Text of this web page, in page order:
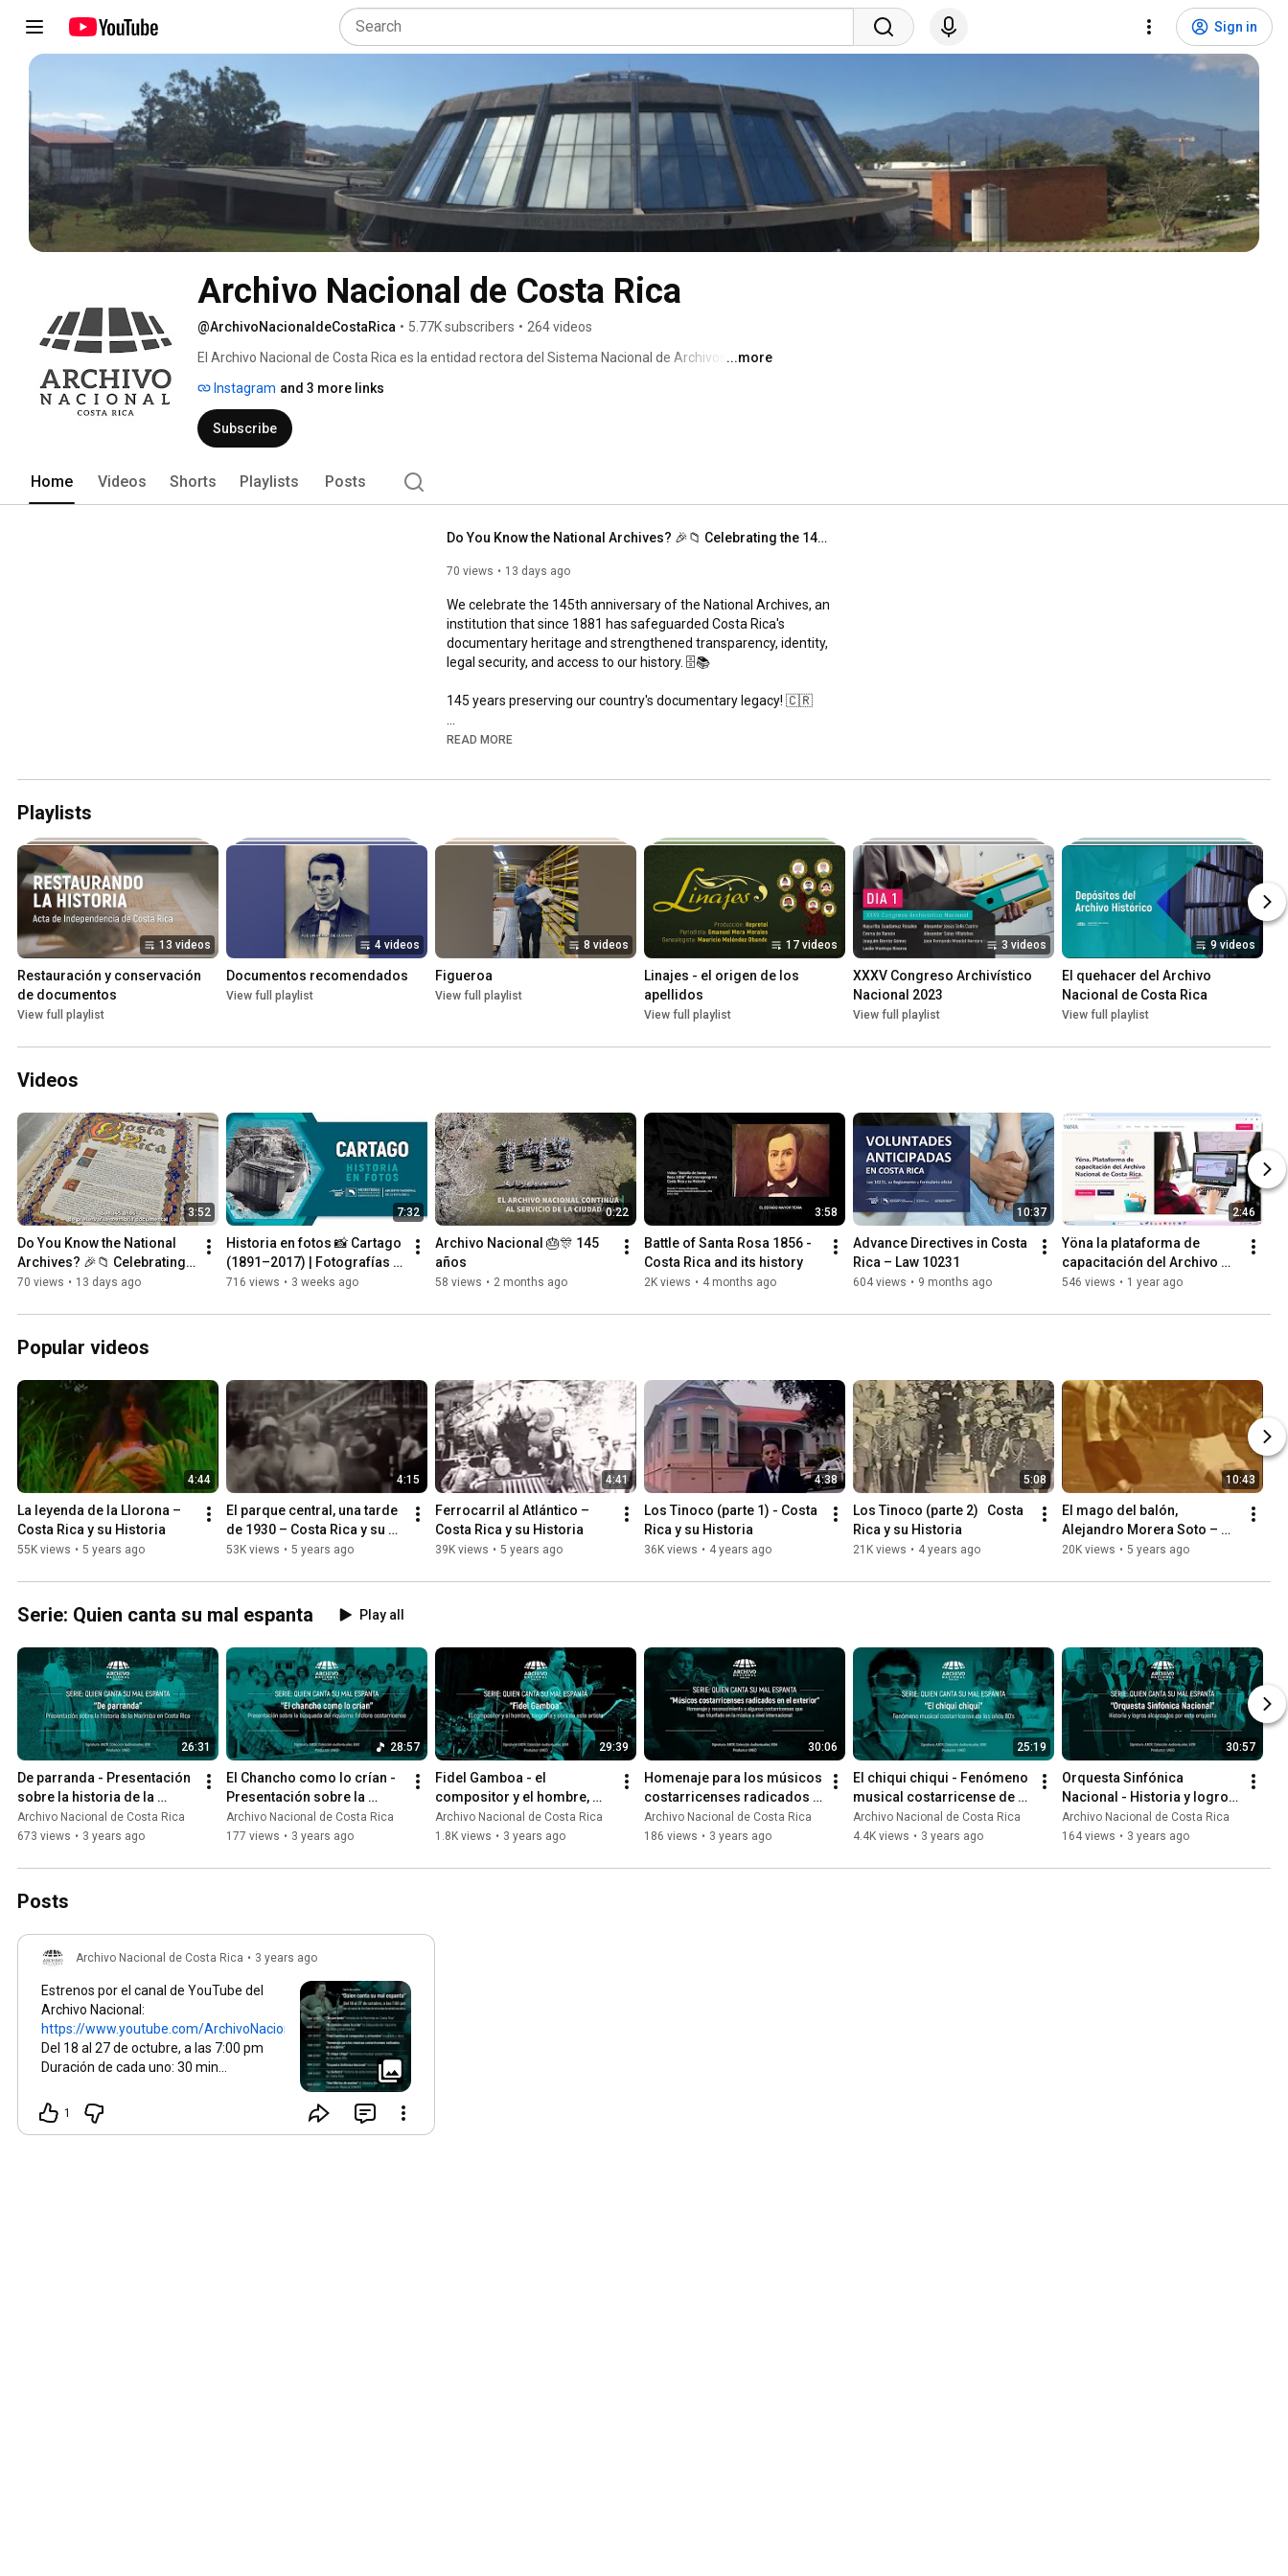
Sign in
Archivo Nacional de Costa Rica
@ArchivoNacionaldeCostaRica • 5.77K subscribers • 264 videos
El Archivo Nacional de Costa Rica es la entidad rectora del Sistema Nacional de Archivos, así
notarial en el país. Sus fines son preservar y difundir el acervo documental de la Nación,
garantizar el acceso de las personas a la información, favorecer la transparencia en la gestión
administrativa y sustentar la toma de decisiones.
...more
Instagram and 3 more links
Subscribe
Home Videos Shorts Playlists Posts
Do You Know the National Archives? 🎉📁 Celebrating the 145th Anniversary of the National Archives
70 views 13 days ago
We celebrate the 145th anniversary of the National Archives, an
institution that since 1881 has safeguarded Costa Rica's
documentary heritage and strengthened transparency, identity,
legal security, and access to our history. 🗄️📚
145 years preserving our country's documentary legacy! 🇨🇷
--
READ MORE
Playlists
13 videos
Restauración y conservación
de documentos
View full playlist
4 videos
Documentos recomendados
View full playlist
8 videos
Figueroa
View full playlist
17 videos
Linajes - el origen de los
apellidos
View full playlist
3 videos
XXXV Congreso Archivístico
Nacional 2023
View full playlist
9 videos
El quehacer del Archivo
Nacional de Costa Rica
View full playlist
Videos
3:52
Do You Know the National
Archives? 🎉📁 Celebrating
the 145th Anniversary of the
70 views • 13 days ago
7:32
Historia en fotos 📸 Cartago
(1891–2017) | Fotografías
Históricas de la Vieja
716 views • 3 weeks ago
0:22
Archivo Nacional 🎂🎊 145
años
58 views • 2 months ago
3:58
Battle of Santa Rosa 1856 -
Costa Rica and its history
2K views • 4 months ago
10:37
Advance Directives in Costa
Rica – Law 10231
604 views • 9 months ago
2:46
Yöna la plataforma de
capacitación del Archivo
Nacional de Costa Rica
546 views • 1 year ago
Popular videos
4:44
La leyenda de la Llorona –
Costa Rica y su Historia
55K views • 5 years ago
4:15
El parque central, una tarde
de 1930 – Costa Rica y su
Historia
53K views • 5 years ago
4:41
Ferrocarril al Atlántico –
Costa Rica y su Historia
39K views • 5 years ago
4:38
Los Tinoco (parte 1) - Costa
Rica y su Historia
36K views • 4 years ago
5:08
Los Tinoco (parte 2)   Costa
Rica y su Historia
21K views • 4 years ago
10:43
El mago del balón,
Alejandro Morera Soto –
Costa Rica y su Historia
20K views • 5 years ago
Serie: Quien canta su mal espanta Play all
26:31
De parranda - Presentación
sobre la historia de la
Marimba en Costa Rica
Archivo Nacional de Costa Rica
673 views • 3 years ago
28:57
El Chancho como lo crían -
Presentación sobre la
búsqueda del riquísimo
folclore costarricense
Archivo Nacional de Costa Rica
177 views • 3 years ago
29:39
Fidel Gamboa - el
compositor y el hombre,
biografía y obra de este
artista
Archivo Nacional de Costa Rica
1.8K views • 3 years ago
30:06
Homenaje para los músicos
costarricenses radicados
en el exterior
Archivo Nacional de Costa Rica
186 views • 3 years ago
25:19
El chiqui chiqui - Fenómeno
musical costarricense de
los años 80's
Archivo Nacional de Costa Rica
4.4K views • 3 years ago
30:57
Orquesta Sinfónica
Nacional - Historia y logros
alcanzados por esta
orquesta
Archivo Nacional de Costa Rica
164 views • 3 years ago
Posts
Archivo Nacional de Costa Rica • 3 years ago
Estrenos por el canal de YouTube del
Archivo Nacional:
https://www.youtube.com/ArchivoNacion...
Del 18 al 27 de octubre, a las 7:00 pm
Duración de cada uno: 30 min
“Quien canta su mal espanta” fue
creada por la Carrera de Música de la
1